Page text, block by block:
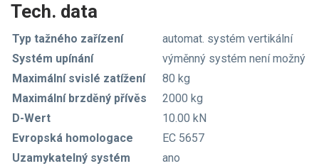
Tech. data
Typ tažného zařízení
automat. systém vertikální
Systém upínání
výměnný systém není možný
Maximální svislé zatížení
80 kg
Maximální brzděný přívěs
2000 kg
D-Wert
10.00 kN
Evropská homologace
EC 5657
Uzamykatelný systém
ano